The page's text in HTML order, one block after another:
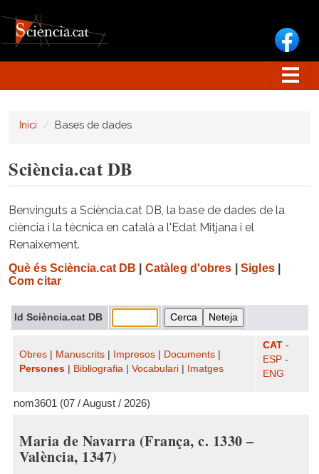
Inici Bases de dades
Sciència.cat DB
Benvinguts a Sciència.cat DB, la base de dades de la
ciència i la tècnica en català a l'Edat Mitjana i el
Renaixement.
Què és Sciència.cat DB Catàleg d'obres Sigles|
Com citar
Id Sciència.cat DB
Obres Manuscrits Impresos Documents
Persones
Bibliografia Vocabulari Imatges
CAT -
ESP -
ENG
nom3601 (07 / August / 2026)
Maria de Navarra (França, c. 1330 –
València, 1347)